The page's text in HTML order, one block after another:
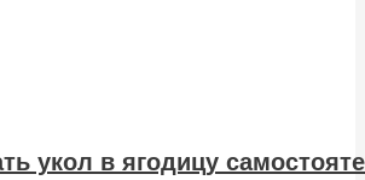
укол в ягодицу